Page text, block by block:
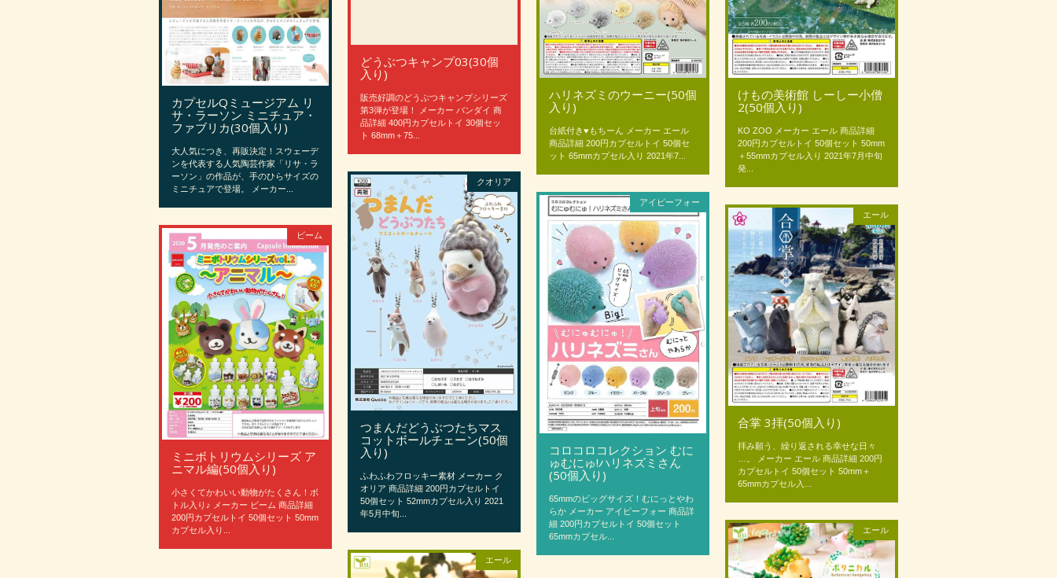
カプセルQミュージアム リ
サ・ラーソン ミニチュア・
ファブリカ(30個入り)
大人気につき、再販決定！スウェーデ
ンを代表する人気陶芸作家「リサ・ラ
ーソン」の作品が、手のひらサイズの
ミニチュアで登場。 メーカー...
どうぶつキャンプ03(30個
入り)
販売好調のどうぶつキャンプシリーズ
第3弾が登場！ メーカー バンダイ 商
品詳細 400円カプセルトイ 30個セッ
ト 68mm＋75...
ハリネズミのウーニー(50個
入り)
台紙付き♥もちーん メーカー エール
商品詳細 200円カプセルトイ 50個セ
ット 65mmカプセル入り 2021年7...
けもの美術館 しーしー小僧
2(50個入り)
KO ZOO メーカー エール 商品詳細
200円カプセルトイ 50個セット 50mm
＋55mmカプセル入り 2021年7月中旬
発...
クオリア
つまんだどうぶつたちマス
コットボールチェーン(50個
入り)
ふわふわフロッキー素材 メーカー ク
オリア 商品詳細 200円カプセルトイ
50個セット 52mmカプセル入り 2021
年5月中旬...
アイピーフォー
コロコロコレクション むに
ゅむにゅ!ハリネズミさん
(50個入り)
65mmのビッグサイズ！むにっとやわ
らか メーカー アイピーフォー 商品詳
細 200円カプセルトイ 50個セット
65mmカプセル...
エール
合掌 3拝(50個入り)
拝み願う、繰り返される幸せな日々
…。 メーカー エール 商品詳細 200円
カプセルトイ 50個セット 50mm＋
65mmカプセル入...
ビーム
ミニボトリウムシリーズ ア
ニマル編(50個入り)
小さくてかわいい動物がたくさん！ボ
トル入り♪ メーカー ビーム 商品詳細
200円カプセルトイ 50個セット 50mm
カプセル入り...
エール
エール